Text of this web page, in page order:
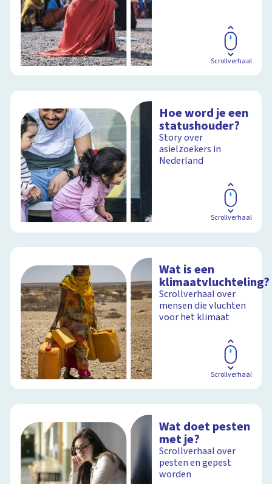
Scrollverhaal
Hoe word je een
statushouder?
Story over
asielzoekers in
Nederland
Scrollverhaal
Wat is een
klimaatvluchteling?
Scrollverhaal over
mensen die vluchten
voor het klimaat
Scrollverhaal
Wat doet pesten
met je?
Scrollverhaal over
pesten en gepest
worden